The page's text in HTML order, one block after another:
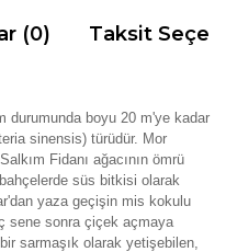
(0) Taksit
durumunda boyu 20 m'ye kadar
sinensis) türüdür. Mor
Fidanı ağacının ömrü
süs bitkisi olarak
yaza geçişin mis kokulu
sene sonra çiçek açmaya
sarmaşık olarak yetişebilen,